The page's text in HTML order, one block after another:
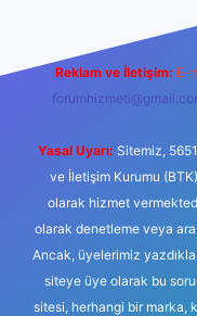
Reklam ve İletişim: E-
Yasal Uyarı: Sitemiz,
ve İletişim Kurumu
olarak hizmet
olarak denetleme veya
Ancak, üyelerimiz
siteye üye olarak bu
sitesi, herhangi bir marka,